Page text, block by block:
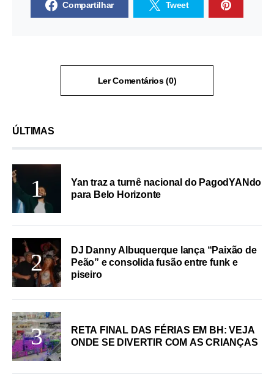
Compartilhar Tweet
Ler Comentários (0)
ÚLTIMAS
Yan traz a turnê nacional do PagodYANdo
para Belo Horizonte
DJ Danny Albuquerque lança “Paixão de
Peão” e consolida fusão entre funk e
piseiro
RETA FINAL DAS FÉRIAS EM BH: VEJA
ONDE SE DIVERTIR COM AS CRIANÇAS